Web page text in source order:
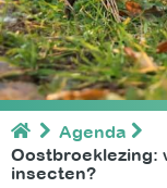
Agenda
Oostbroeklezing:
insecten?